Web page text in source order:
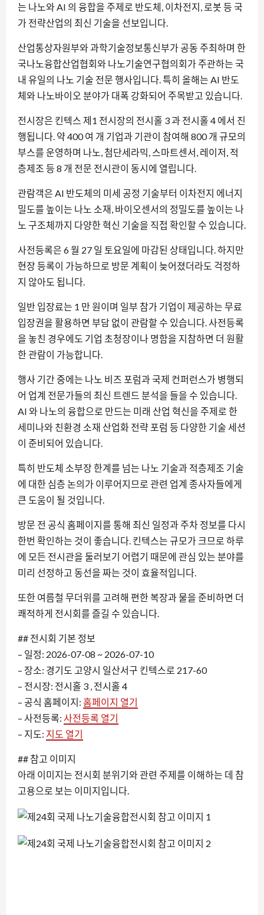
는 나노와 AI 의 융합을 주제로 반도체, 이차전지, 로봇 등 국
가 전략산업의 최신 기술을 선보입니다.
산업통상자원부와 과학기술정보통신부가 공동 주최하며 한
국나노융합산업협회와 나노기술연구협의회가 주관하는 국
내 유일의 나노 기술 전문 행사입니다. 특히 올해는 AI 반도
체와 나노바이오 분야가 대폭 강화되어 주목받고 있습니다.
전시장은 킨텍스 제1 전시장의 전시홀 3 과 전시홀 4 에서 진
행됩니다. 약 400 여 개 기업과 기관이 참여해 800 개 규모의
부스를 운영하며 나노, 첨단세라믹, 스마트센서, 레이저, 적
층제조 등 8 개 전문 전시관이 동시에 열립니다.
관람객은 AI 반도체의 미세 공정 기술부터 이차전지 에너지
밀도를 높이는 나노 소재, 바이오센서의 정밀도를 높이는 나
노 구조체까지 다양한 혁신 기술을 직접 확인할 수 있습니다.
사전등록은 6 월 27 일 토요일에 마감된 상태입니다. 하지만
현장 등록이 가능하므로 방문 계획이 늦어졌더라도 걱정하
지 않아도 됩니다.
일반 입장료는 1 만 원이며 일부 참가 기업이 제공하는 무료
입장권을 활용하면 부담 없이 관람할 수 있습니다. 사전등록
을 놓친 경우에도 기업 초청장이나 명함을 지참하면 더 원활
한 관람이 가능합니다.
행사 기간 중에는 나노 비즈 포럼과 국제 컨퍼런스가 병행되
어 업계 전문가들의 최신 트렌드 분석을 들을 수 있습니다.
AI 와 나노의 융합으로 만드는 미래 산업 혁신을 주제로 한
세미나와 친환경 소재 산업화 전략 포럼 등 다양한 기술 세션
이 준비되어 있습니다.
특히 반도체 소부장 한계를 넘는 나노 기술과 적층제조 기술
에 대한 심층 논의가 이루어지므로 관련 업계 종사자들에게
큰 도움이 될 것입니다.
방문 전 공식 홈페이지를 통해 최신 일정과 주차 정보를 다시
한번 확인하는 것이 좋습니다. 킨텍스는 규모가 크므로 하루
에 모든 전시관을 둘러보기 어렵기 때문에 관심 있는 분야를
미리 선정하고 동선을 짜는 것이 효율적입니다.
또한 여름철 무더위를 고려해 편한 복장과 물을 준비하면 더
쾌적하게 전시회를 즐길 수 있습니다.
## 전시회 기본 정보
– 일정: 2026-07-08 ~ 2026-07-10
– 장소: 경기도 고양시 일산서구 킨텍스로 217-60
– 전시장: 전시홀 3 , 전시홀 4
– 공식 홈페이지: 홈페이지 열기
– 사전등록: 사전등록 열기
– 지도: 지도 열기
## 참고 이미지
아래 이미지는 전시회 분위기와 관련 주제를 이해하는 데 참
고용으로 보는 이미지입니다.